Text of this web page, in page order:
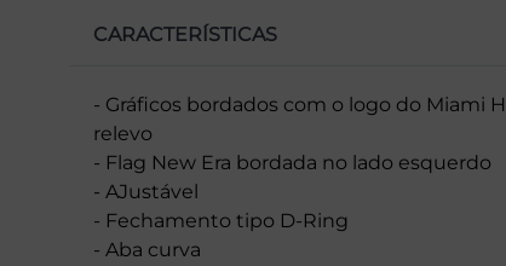
CARACTERÍSTICAS
- Gráficos bordados com o logo do Miami
relevo
- Flag New Era bordada no lado esquerdo
- AJustável
- Fechamento tipo D-Ring
- Aba curva